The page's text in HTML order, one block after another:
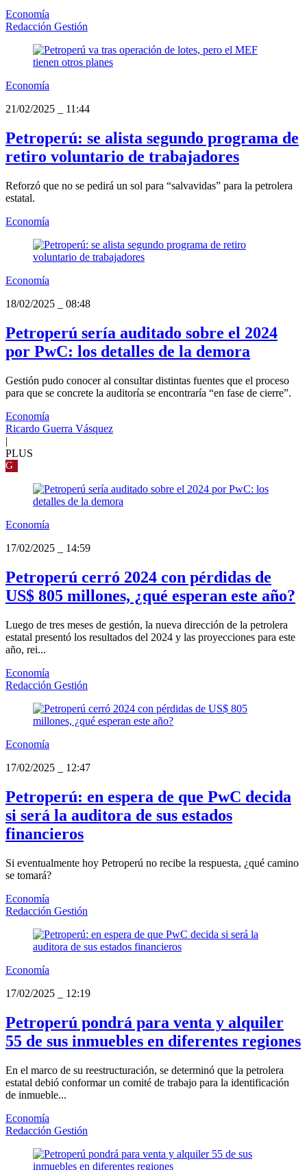
Economía
Redacción Gestión
Economía
21/02/2025
11:44
Petroperú: se alista segundo programa de
retiro voluntario de trabajadores
Reforzó que no se pedirá un sol para “salvavidas” para la petrolera
estatal.
Economía
Economía
18/02/2025
08:48
Petroperú sería auditado sobre el 2024
por PwC: los detalles de la demora
Gestión pudo conocer al consultar distintas fuentes que el proceso
para que se concrete la auditoría se encontraría “en fase de cierre”.
Economía
Ricardo Guerra Vásquez
|
PLUS
G
Economía
17/02/2025
14:59
Petroperú cerró 2024 con pérdidas de
US$ 805 millones, ¿qué esperan este año?
Luego de tres meses de gestión, la nueva dirección de la petrolera
estatal presentó los resultados del 2024 y las proyecciones para este
año, rei...
Economía
Redacción Gestión
Economía
17/02/2025
12:47
Petroperú: en espera de que PwC decida
si será la auditora de sus estados
financieros
Si eventualmente hoy Petroperú no recibe la respuesta, ¿qué camino
se tomará?
Economía
Redacción Gestión
Economía
17/02/2025
12:19
Petroperú pondrá para venta y alquiler
55 de sus inmuebles en diferentes regiones
En el marco de su reestructuración, se determinó que la petrolera
estatal debió conformar un comité de trabajo para la identificación
de inmueble...
Economía
Redacción Gestión